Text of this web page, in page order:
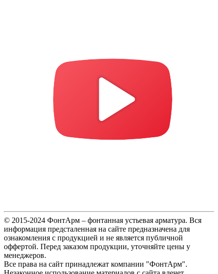
© 2015-2024 ФонтАрм – фонтанная устьевая арматура. Вся
информация предсталенная на сайте предназначена для
ознакомления с продукцией и не является публичной
оффертой. Перед заказом продукции, уточняйте цены у
менеджеров.
Все права на сайт принадлежат компании "ФонтАрм".